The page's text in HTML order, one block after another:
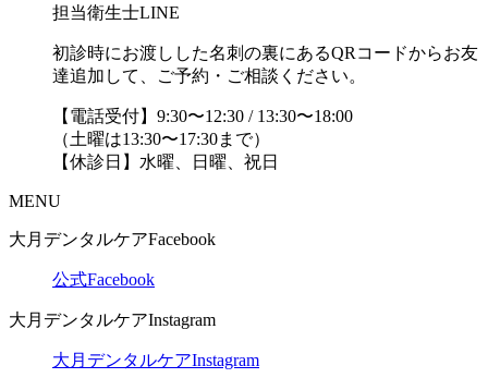
担当衛生士LINE
初診時にお渡しした名刺の裏にあるQRコードからお友
達追加して、ご予約・ご相談ください。
【電話受付】9:30〜12:30 / 13:30〜18:00
（土曜は13:30〜17:30まで）
【休診日】水曜、日曜、祝日
MENU
大月デンタルケアFacebook
公式Facebook
大月デンタルケアInstagram
大月デンタルケアInstagram